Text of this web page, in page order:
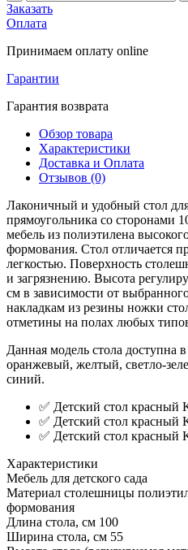
Заказать
Оплата
Принимаем оплату online
Гарантии
Гарантия возврата
Обзор товара
Характеристики
Доставка и Оплата
Отзывов (0)
Лаконичный и удобный стол
прямоугольника со сторонами
мебель из полиэтилена
формования. Стол отличается
легкостью. Поверхность
и загрязнению. Высота
см в зависимости от
накладкам из резины ножки
отметины на полах любых
Данная модель стола доступна
оранжевый, желтый, светло-
синий.
✅ Детский стол красный
✅ Детский стол красный
✅ Детский стол красный
Характеристики
Мебель для детского сада
Материал столешницы
формования
Длина стола, см 100
Ширина стола, см 55